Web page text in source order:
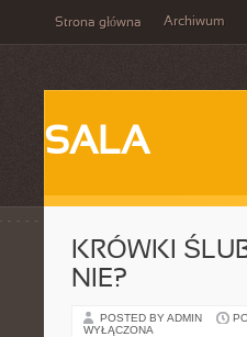
Strona główna Archiwum
SALA
KRÓWKI
NIE?
POSTED BY ADMIN
WYŁĄCZONA